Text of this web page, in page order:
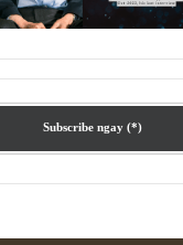
Ấn phẩm cũ Kỳ 78 đến